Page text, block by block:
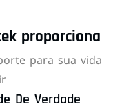
proporciona
para sua vida
De Verdade